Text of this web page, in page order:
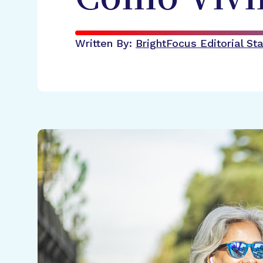
Written By: BrightFocus Editorial